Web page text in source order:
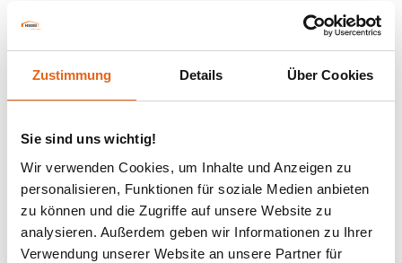
Zustimmung Details Über Cookies
Sie sind uns wichtig!
Wir verwenden Cookies, um Inhalte und Anzeigen zu
personalisieren, Funktionen für soziale Medien anbieten
zu können und die Zugriffe auf unsere Website zu
analysieren. Außerdem geben wir Informationen zu Ihrer
Verwendung unserer Website an unsere Partner für
europaweit tätigen Marke Haas Fertigbau. Diese
fertigt an drei Produktionsstandorten in Deutschland,
Gewerbe- und Industriebauten. Darüber hinaus
produziert Haas Fertigbau circa 600 Fertighäuser,
500 Dachkonstruktionen und 400
Landwirtschaftsbauten. Das Unternehmen steht für
nachhaltigen Qualitätsbau mit dem CO2-neutralen
Baustoff Holz, Planungssicherheit und kurze